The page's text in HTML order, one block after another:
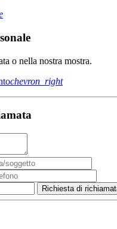
o nella nostra mostra.
chevron_right
Richiesta di